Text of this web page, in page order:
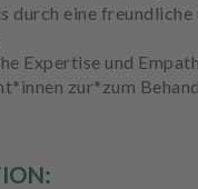
durch eine freundliche
Expertise und
zur*zum